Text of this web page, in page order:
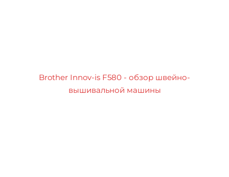
Brother Innov-is F580 - обзор швейно-
вышивальной машины